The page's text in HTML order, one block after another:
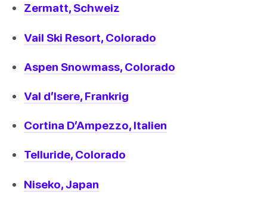
Zermatt, Schweiz
Vail Ski Resort, Colorado
Aspen Snowmass, Colorado
Val d’lsere, Frankrig
Cortina D’Ampezzo, Italien
Telluride, Colorado
Niseko, Japan